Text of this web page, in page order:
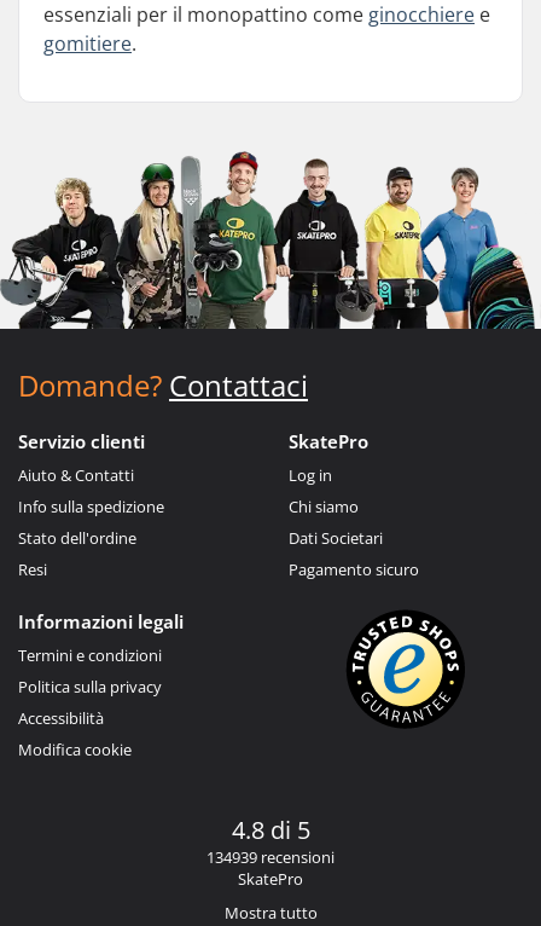
essenziali per il monopattino come ginocchiere e
gomitiere.
Domande? Contattaci
Servizio clienti
Aiuto & Contatti
Info sulla spedizione
Stato dell'ordine
Resi
SkatePro
Log in
Chi siamo
Dati Societari
Pagamento sicuro
Informazioni legali
Termini e condizioni
Politica sulla privacy
Accessibilità
Modifica cookie
4.8 di 5
134939 recensioni
SkatePro
Mostra tutto